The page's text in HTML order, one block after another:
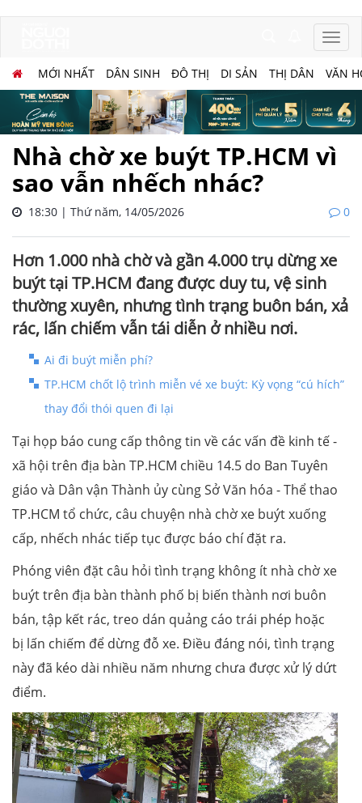
MỚI NHẤT DÂN SINH ĐÔ THỊ DI SẢN THỊ DÂN VĂN
Nhà chờ xe buýt TP.HCM vì
sao vẫn nhếch nhác?
18:30 | Thứ năm, 14/05/2026 0
Hơn 1.000 nhà chờ và gần 4.000 trụ dừng xe
buýt tại TP.HCM đang được duy tu, vệ sinh
thường xuyên, nhưng tình trạng buôn bán, xả
rác, lấn chiếm vẫn tái diễn ở nhiều nơi.
Ai đi buýt miễn phí?
TP.HCM chốt lộ trình miễn vé xe buýt: Kỳ vọng “cú hích”
thay đổi thói quen đi lại
Tại họp báo cung cấp thông tin về các vấn đề kinh tế -
xã hội trên địa bàn TP.HCM chiều 14.5 do Ban Tuyên
giáo và Dân vận Thành ủy cùng Sở Văn hóa - Thể thao
TP.HCM tổ chức, câu chuyện nhà chờ xe buýt xuống
cấp, nhếch nhác tiếp tục được báo chí đặt ra.
Phóng viên đặt câu hỏi tình trạng không ít nhà chờ xe
buýt trên địa bàn thành phố bị biến thành nơi buôn
bán, tập kết rác, treo dán quảng cáo trái phép hoặc
bị lấn chiếm để dừng đỗ xe. Điều đáng nói, tình trạng
này đã kéo dài nhiều năm nhưng chưa được xử lý dứt
điểm.